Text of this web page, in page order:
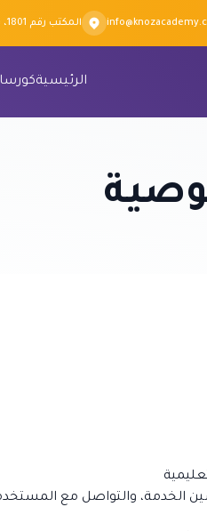
المكتب رقم 1801، برج الأعمال، دبي – الإمارات
الرئيسية
والتواصل مع